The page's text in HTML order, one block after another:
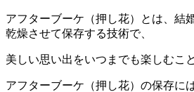
アフターブーケ（押し花）とは、結
乾燥させて保存する技術で、
美しい思い出をいつまでも楽しむこ
アフターブーケ（押し花）の保存に